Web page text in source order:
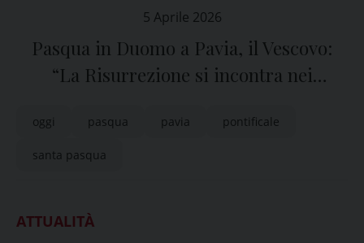
5 Aprile 2026
Pasqua in Duomo a Pavia, il Vescovo:
“La Risurrezione si incontra nei
oggi pasqua pavia pontificale
santa pasqua
ATTUALITÀ